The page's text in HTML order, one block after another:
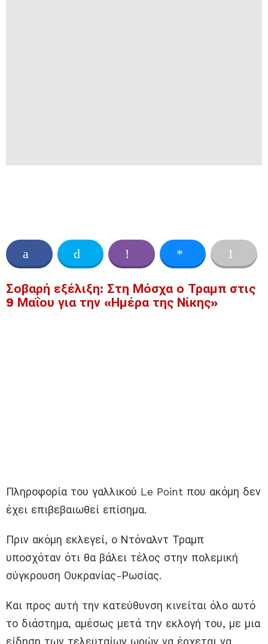
Σοβαρή εξέλιξη: Στη Μόσχα ο Τραμπ στις
9 Μαΐου για την «Ημέρα της Νίκης»
Πληροφορία του γαλλικού Le Point που ακόμη δεν
έχει επιβεβαιωθεί επίσημα.
Πριν ακόμη εκλεγεί, ο Ντόναλντ Τραμπ
υποσχόταν ότι θα βάλει τέλος στην πολεμική
σύγκρουση Ουκρανίας-Ρωσίας.
Και προς αυτή την κατεύθυνση κινείται όλο αυτό
το διάστημα, αμέσως μετά την εκλογή του, με μια
είδηση των τελευταίων ωρών να έρχεται να